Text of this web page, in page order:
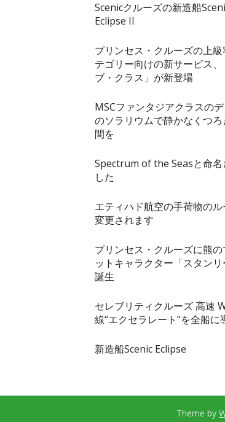
Scenicクルーズの新造船
Eclipse II
プリンセス・クルーズの上級
テゴリー向けの新サービス、
ブ・クラス」が新登場
MSCファンタジアクラスの
のソラリウムで静かなくつ
間を
Spectrum of the Seasと命名
した
エティハド航空の手荷物の
変更されます
プリンセス・クルーズに熊の
ットキャラクター「スタン
誕生
セレブリティクルーズ 高速
線“エクセラレート”を全船に
新造船Scenic Eclipse
Theme by